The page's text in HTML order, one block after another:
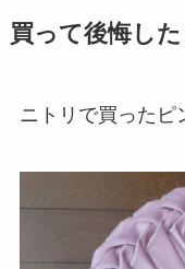
買って後悔し
ニトリで買ったピ